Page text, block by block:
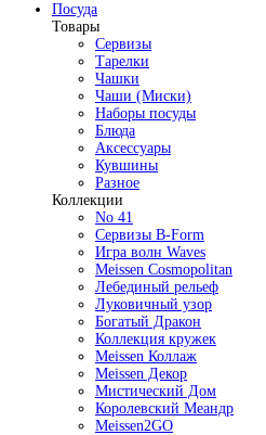
Посуда
Товары
Сервизы
Тарелки
Чашки
Чаши (Миски)
Наборы посуды
Блюда
Аксессуары
Кувшины
Разное
Коллекции
No 41
Сервизы B-Form
Игра волн Waves
Meissen Cosmopolitan
Лебединый рельеф
Луковичный узор
Богатый Дракон
Коллекция кружек
Meissen Коллаж
Meissen Декор
Мистический Дом
Королевский Меандр
Meissen2GO